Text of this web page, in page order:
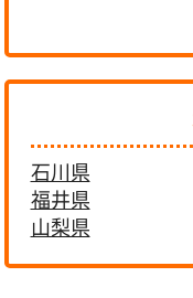
石川県
福井県
山梨県